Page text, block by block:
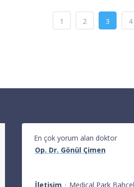
1 2 3 4
En çok yorum alan doktor
Op. Dr. Gönül Çimen
İletişim · Medical Park